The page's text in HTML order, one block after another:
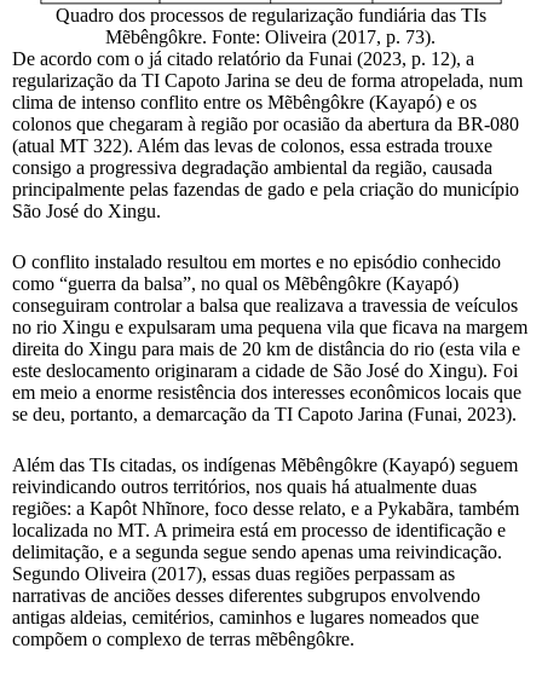
Quadro dos processos de regularização fundiária das TIs
Mẽbêngôkre. Fonte: Oliveira (2017, p. 73).
De acordo com o já citado relatório da Funai (2023, p. 12), a
regularização da TI Capoto Jarina se deu de forma atropelada, num
clima de intenso conflito entre os Mẽbêngôkre (Kayapó) e os
colonos que chegaram à região por ocasião da abertura da BR-080
(atual MT 322). Além das levas de colonos, essa estrada trouxe
consigo a progressiva degradação ambiental da região, causada
principalmente pelas fazendas de gado e pela criação do município
São José do Xingu.
O conflito instalado resultou em mortes e no episódio conhecido
como “guerra da balsa”, no qual os Mẽbêngôkre (Kayapó)
conseguiram controlar a balsa que realizava a travessia de veículos
no rio Xingu e expulsaram uma pequena vila que ficava na margem
direita do Xingu para mais de 20 km de distância do rio (esta vila e
este deslocamento originaram a cidade de São José do Xingu). Foi
em meio a enorme resistência dos interesses econômicos locais que
se deu, portanto, a demarcação da TI Capoto Jarina (Funai, 2023).
Além das TIs citadas, os indígenas Mẽbêngôkre (Kayapó) seguem
reivindicando outros territórios, nos quais há atualmente duas
regiões: a Kapôt Nhĩnore, foco desse relato, e a Pykabãra, também
localizada no MT. A primeira está em processo de identificação e
delimitação, e a segunda segue sendo apenas uma reivindicação.
Segundo Oliveira (2017), essas duas regiões perpassam as
narrativas de anciões desses diferentes subgrupos envolvendo
antigas aldeias, cemitérios, caminhos e lugares nomeados que
compõem o complexo de terras mẽbêngôkre.